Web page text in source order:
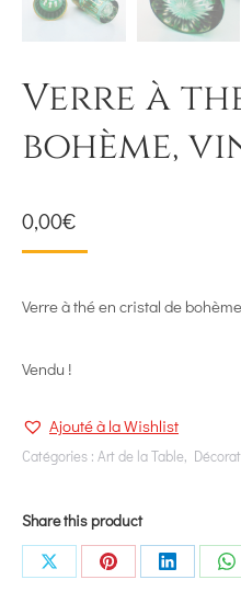
Verre à
bohème,
0,00€
Verre à thé en cristal de
Vendu !
Ajouté à la Wishlist
Catégories : Art de la Table,
Share this product
Share
Share
Share